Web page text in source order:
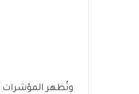
وتُظهر المؤشرات